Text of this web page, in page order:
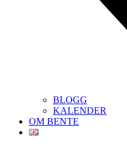
BLOGG
KALENDER
OM BENTE